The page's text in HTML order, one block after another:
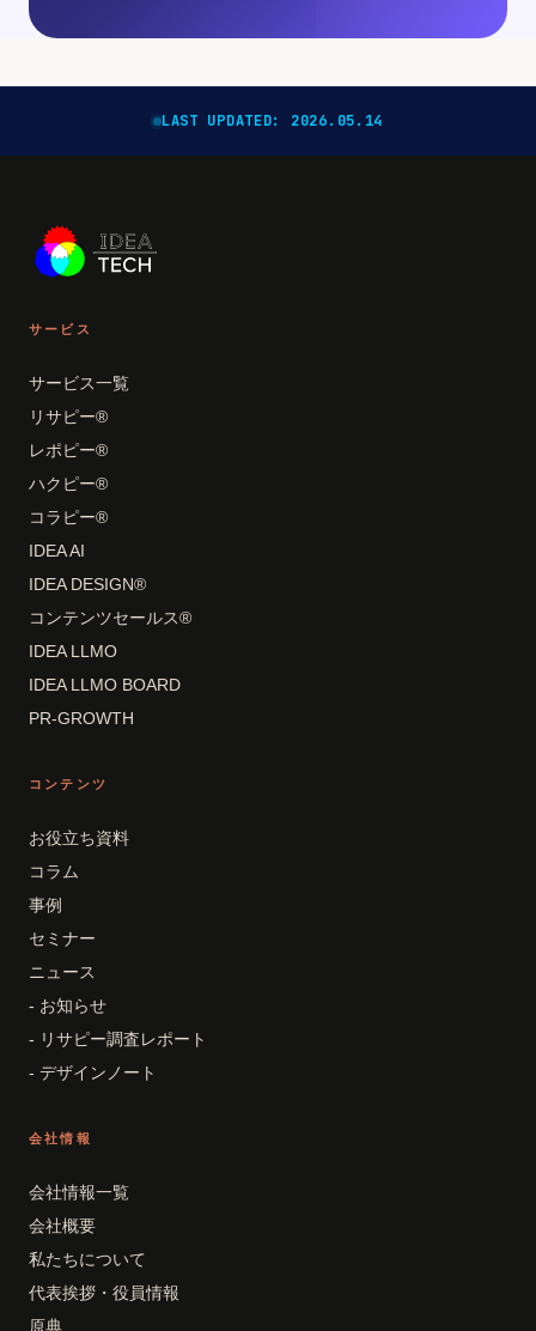
LAST UPDATED: 2026.05.14
サービス
サービス一覧
リサピー®
レポピー®
ハクピー®
コラピー®
IDEA AI
IDEA DESIGN®
コンテンツセールス®
IDEA LLMO
IDEA LLMO BOARD
PR-GROWTH
コンテンツ
お役立ち資料
コラム
事例
セミナー
ニュース
- お知らせ
- リサピー調査レポート
- デザインノート
会社情報
会社情報一覧
会社概要
私たちについて
代表挨拶・役員情報
原典